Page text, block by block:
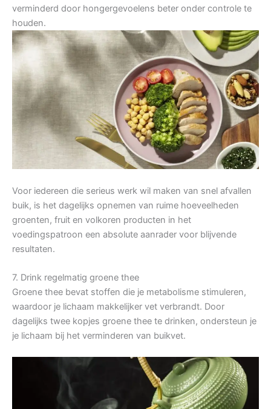
verminderd door hongergevoelens beter onder controle te
houden.
Voor iedereen die serieus werk wil maken van snel afvallen
buik, is het dagelijks opnemen van ruime hoeveelheden
groenten, fruit en volkoren producten in het
voedingspatroon een absolute aanrader voor blijvende
resultaten.
7. Drink regelmatig groene thee
Groene thee bevat stoffen die je metabolisme stimuleren,
waardoor je lichaam makkelijker vet verbrandt. Door
dagelijks twee kopjes groene thee te drinken, ondersteun je
je lichaam bij het verminderen van buikvet.